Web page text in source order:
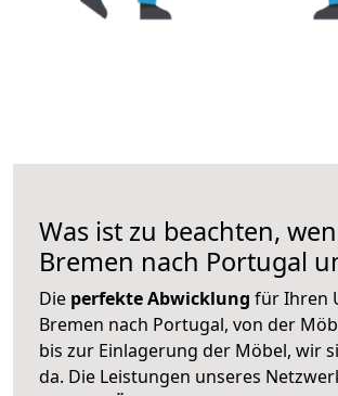
Was ist zu beachten,
Bremen nach Portugal
Die perfekte Abwicklung für Ihren
Bremen nach Portugal, von der
bis zur Einlagerung der Möbel, wir
da. Die Leistungen unseres